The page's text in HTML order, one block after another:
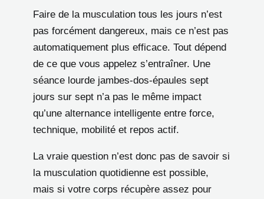
Faire de la musculation tous les jours n’est
pas forcément dangereux, mais ce n’est pas
automatiquement plus efficace. Tout dépend
de ce que vous appelez s’entraîner. Une
séance lourde jambes-dos-épaules sept
jours sur sept n’a pas le même impact
qu’une alternance intelligente entre force,
technique, mobilité et repos actif.
La vraie question n’est donc pas de savoir si
la musculation quotidienne est possible,
mais si votre corps récupère assez pour